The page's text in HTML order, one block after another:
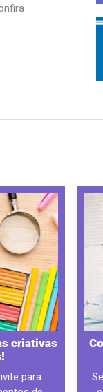
criativas
para